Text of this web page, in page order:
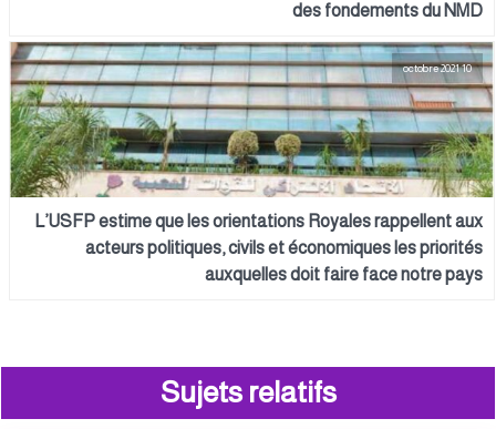
des fondements du NMD
10 octobre 2021
L’USFP estime que les orientations Royales rappellent aux
acteurs politiques, civils et économiques les priorités
auxquelles doit faire face notre pays
Sujets relatifs